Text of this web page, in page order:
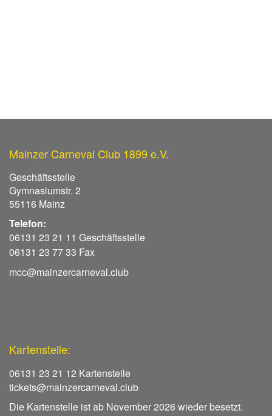
Mainzer Carneval Club 1899 e.V.
Geschäftsstelle
Gymnasiumstr. 2
55116 Mainz
Telefon:
06131 23 21 11 Geschäftsstelle
06131 23 77 33 Fax
mcc@mainzercarneval.club
Kartenstelle:
06131 23 21 12 Kartenstelle
tickets@mainzercarneval.club
Die Kartenstelle ist ab November 2026 wieder besetzt.